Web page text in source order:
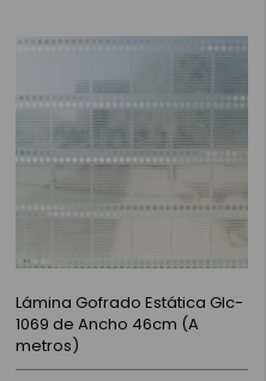
Lámina Gofrado Estática Glc-
1069 de Ancho 46cm (A
metros)